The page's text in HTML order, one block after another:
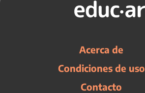
Acerca de
Condiciones de uso
Contacto